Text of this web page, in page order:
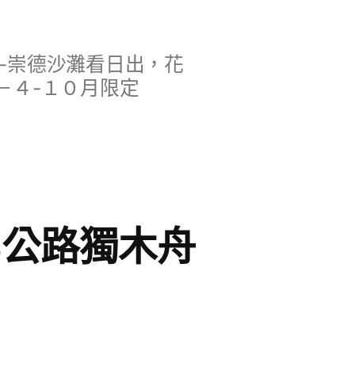
德沙灘看日出，花
４-１０月限定
路獨木舟